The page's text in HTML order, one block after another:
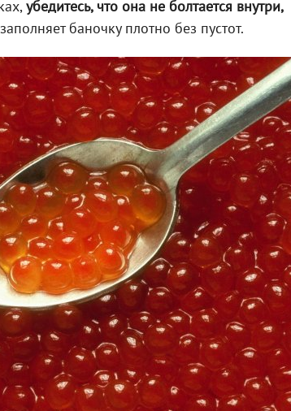
убедитесь, что она не болтается внутри,
баночку плотно без пустот.